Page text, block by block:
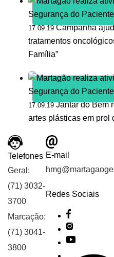
17.09.19 Campanha
tratamentos
Família”
17.09.19 Jantar do Bem
artes plásticas em prol
Telefones
Geral:
(71) 3032-
3700
Marcação:
(71) 3041-
3800
E-mail
Redes Sociais